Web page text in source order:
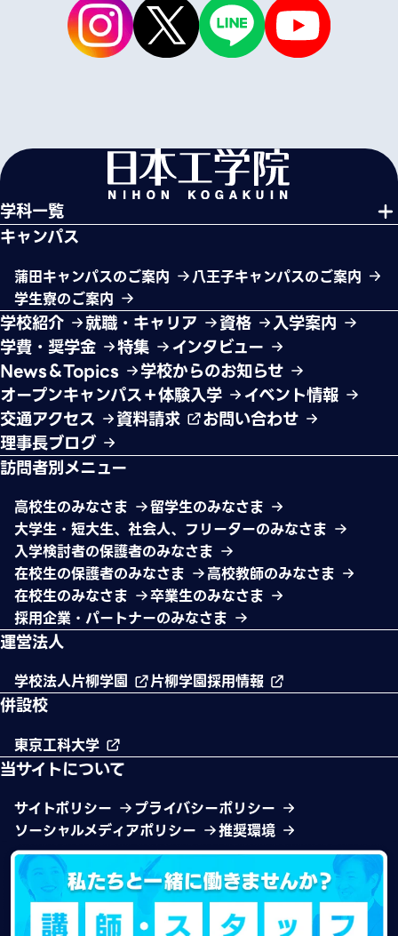
学科一覧
キャンパス
蒲田キャンパスのご案内
八王子キャンパスのご案内
学生寮のご案内
学校紹介 就職・キャリア 資格
入学案内
学費・奨学金
特集
インタビュー
News＆Topics
学校からのお知らせ
オープンキャンパス＋体験入学
イベント情報
交通アクセス
資料請求
お問い合わせ
理事長ブログ
訪問者別メニュー
高校生のみなさま
留学生のみなさま
大学生・短大生、社会人、フリーターのみなさま
入学検討者の保護者のみなさま
在校生の保護者のみなさま
高校教師のみなさま
在校生のみなさま
卒業生のみなさま
採用企業・パートナーのみなさま
運営法人
学校法人片柳学園 片柳学園採用情報
併設校
東京工科大学
当サイトについて
サイトポリシー
プライバシーポリシー
ソーシャルメディアポリシー
推奨環境